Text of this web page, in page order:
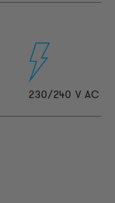
230/240 V AC